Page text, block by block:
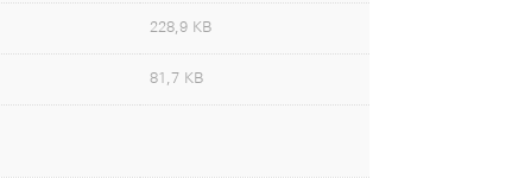
228,9 KB
81,7 KB